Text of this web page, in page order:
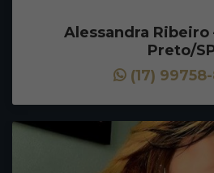
Alessandra Ribeiro
Preto/
(17)